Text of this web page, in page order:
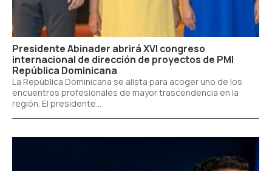
Presidente Abinader abrirá XVI congreso
internacional de dirección de proyectos de PMI
República Dominicana
La República Dominicana se alista para acoger uno de los
encuentros profesionales de mayor trascendencia en la
región. El presidente...